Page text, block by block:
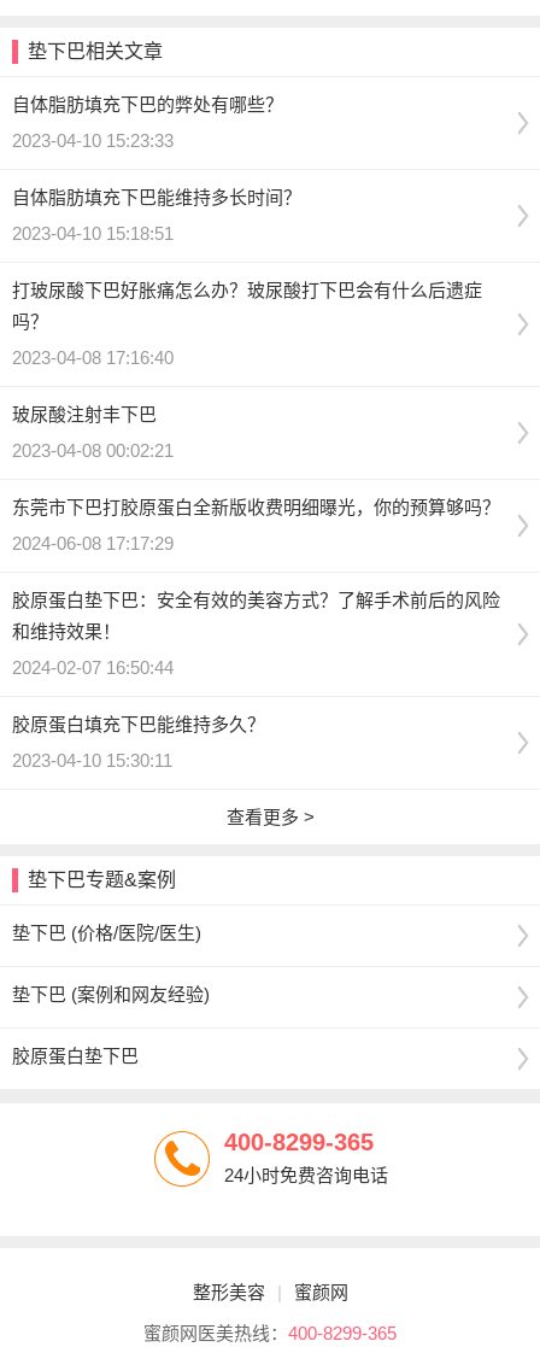
垫下巴相关文章
自体脂肪填充下巴的弊处有哪些？
2023-04-10 15:23:33
自体脂肪填充下巴能维持多长时间？
2023-04-10 15:18:51
打玻尿酸下巴好胀痛怎么办？玻尿酸打下巴会有什么后遗症
吗？
2023-04-08 17:16:40
玻尿酸注射丰下巴
2023-04-08 00:02:21
东莞市下巴打胶原蛋白全新版收费明细曝光，你的预算够吗？
2024-06-08 17:17:29
胶原蛋白垫下巴：安全有效的美容方式？了解手术前后的风险
和维持效果！
2024-02-07 16:50:44
胶原蛋白填充下巴能维持多久？
2023-04-10 15:30:11
查看更多 >
垫下巴专题&案例
垫下巴 (价格/医院/医生)
垫下巴 (案例和网友经验)
胶原蛋白垫下巴
400-8299-365
24小时免费咨询电话
整形美容 |
蜜颜网
蜜颜网医美热线： 400-8299-365